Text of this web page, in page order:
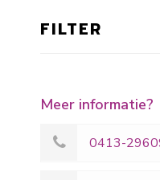
FILTER
Meer informatie?
0413-